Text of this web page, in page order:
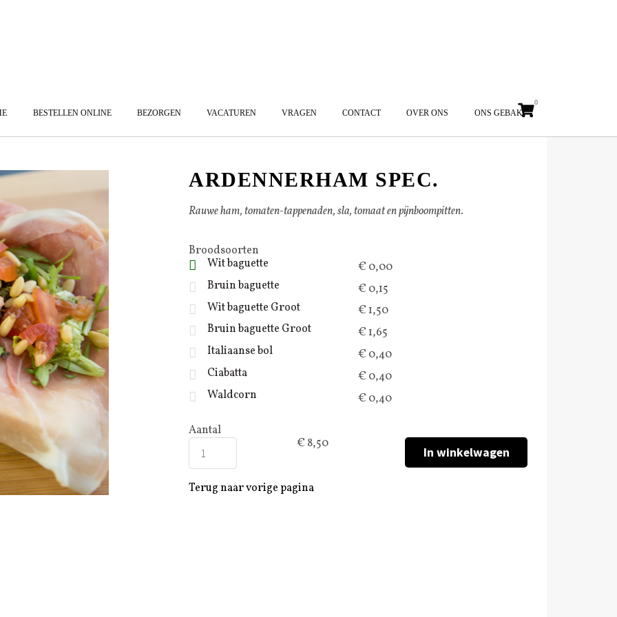
BESTELLEN ONLINE BEZORGEN VACATUREN VRAGEN CONTACT OVER ONS ONS GEBAK
0
ARDENNERHAM SPEC.
Rauwe ham, tomaten-tappenaden, sla, tomaat en pijnboompitten.
Broodsoorten
Wit baguette
€ 0,00
Bruin baguette
€ 0,15
Wit baguette Groot
€ 1,50
Bruin baguette Groot
€ 1,65
Italiaanse bol
€ 0,40
Ciabatta
€ 0,40
Waldcorn
€ 0,40
Aantal
€ 8,50
Terug naar vorige pagina